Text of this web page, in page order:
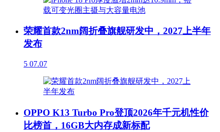
荣耀首款2nm阔折叠旗舰研发中，2027上半年
发布
5 07.07
OPPO K13 Turbo Pro登顶2026年千元机性价
比榜首，16GB大内存成新标配